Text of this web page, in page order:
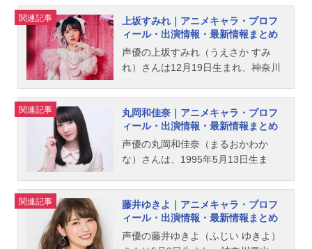
Division Rap Battle-』の山田三郎役
をはじめ、『Re:ゼロから始める異世
界生活』のオットー・スーウェン役
など、人気作品のキャラクターを多
く演じています。こちらでは、天﨑
関連記事
上坂すみれ｜アニメキャラ・プロフ
ィール・出演情報・最新情報まとめ
声優の上坂すみれ（うえさか すみ
れ）さんは12月19日生まれ、神奈川
リキュア』のユニ／キュアコスモ役
をはじめ、『うる星やつら』のラム
役など、人気作品のキャラクターを
多く演じています。こちらでは、上
坂すみれさんのオススメ記事をご紹
関連記事
丸岡和佳奈｜アニメキャラ・プロフ
ィール・出演情報・最新情報まとめ
声優の丸岡和佳奈（まるおかわか
な）さんは、1995年5月13日生ま
和佳奈さんのプロフィールと関連記
事を紹介します。
関連記事
藤井ゆきよ｜アニメキャラ・プロフ
ィール・出演情報・最新情報まとめ
声優の藤井ゆきよ（ふじい ゆきよ）